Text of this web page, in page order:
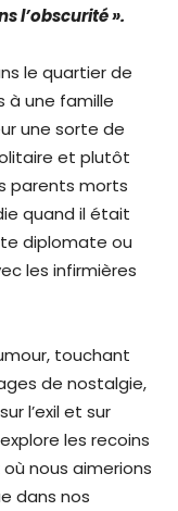
l’obscurité ».
le quartier de
à une famille
une sorte de
et plutôt
parents morts
quand il était
diplomate ou
les infirmières
touchant
de nostalgie,
l’exil et sur
explore les recoins
nous aimerions
dans nos